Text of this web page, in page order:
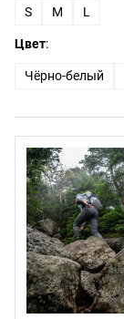
S M L
Цвет:
Чёрно-белый